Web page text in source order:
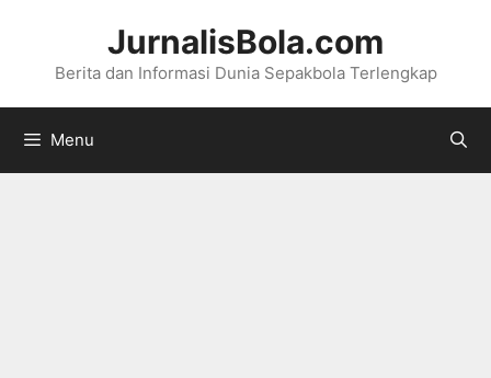
JurnalisBola.com
Berita dan Informasi Dunia Sepakbola Terlengkap
Menu